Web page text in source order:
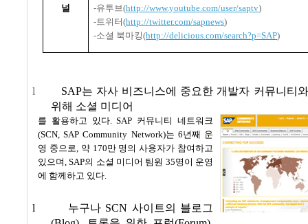
널
-유투브(http://www.youtube.com/user/saptv)
-트위터(http://twitter.com/sapnews)
-소셜 북마킹(http://delicious.com/search?p=SAP)
l SAP는 자사 비즈니스에 중요한 개발자 커뮤니티
위해 소셜 미디어
를 활용하고 있다. SAP 커뮤니티 네트워크
(SCN, SAP Community Network)는 6년째 운
영 중으로, 약170만 명의 사용자가 참여하고
있으며, SAP의 소셜 미디어 팀원 35명이 운영
에 함께하고 있다.
l 누구나 SCN 사이트의 블로그